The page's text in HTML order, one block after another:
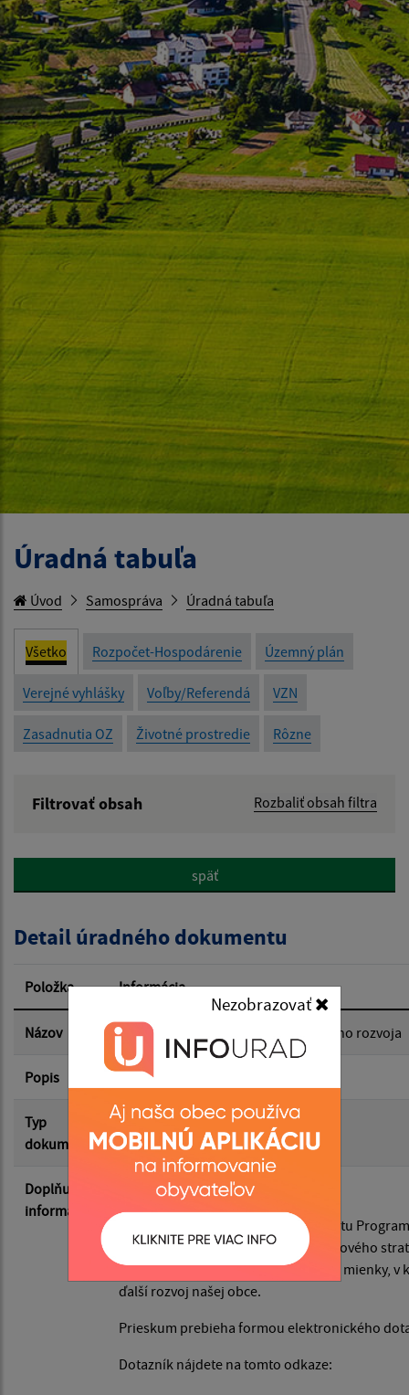
Nezobrazovať
Úradná tabuľa
Úvod Samospráva Úradná tabuľa
Všetko Rozpočet-Hospodárenie Územný plán
Verejné vyhlášky Voľby/Referendá VZN
Zasadnutia OZ Životné prostredie Rôzne
Filtrovať obsah Rozbaliť obsah filtra
Popis:
Dátum zverejnenia od:
Dátum zverejnenia do:
späť
Detail úradného dokumentu
Položka Informácia
Názov Program hospodárskeho a sociálneho rozvoja
Popis
Typ
dokumentu
Rôzne
Doplňujúce
informácie
Vážení občania,
pripravujeme aktualizáciu dokumentu
2026-2030. V súvislosti s prípravou nového
Preto realizujeme Prieskum verejnej mienky,
ďalší rozvoj našej obce.
Prieskum prebieha formou elektronického
Dotazník nájdete na tomto odkaze: